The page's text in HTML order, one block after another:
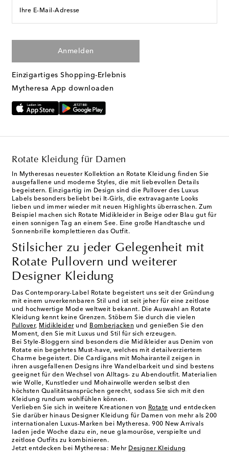
Ihre E-Mail-Adresse
Anmelden
Einzigartiges Shopping-Erlebnis
Mytheresa App downloaden
Rotate Kleidung für Damen
In Mytheresas neuester Kollektion an Rotate Kleidung finden Sie
ausgefallene und moderne Styles, die mit liebevollen Details
begeistern. Einzigartig im Design sind die Pullover des Luxus
Labels besonders beliebt bei It-Girls, die extravagante Looks
lieben und immer wieder mit neuen Highlights überraschen. Zum
Beispiel machen sich Rotate Midikleiderin Beige oder Blau gut für
einen sonnigen Tag an einem See. Eine große Handtasche und
Sonnenbrille komplettieren das Outfit.
Stilsicher zu jeder Gelegenheit mit
Rotate Pullovern und weiterer
Designer Kleidung
Das Contemporary-Label Rotate begeistert uns seit der Gründung
mit einem unverkennbaren Stil und ist seit jeher für eine zeitlose
und hochwertige Mode weltweit bekannt. Die Auswahl an Rotate
Kleidung kennt keine Grenzen. Stöbern Sie durch die vielen
Pullover, Midikleiderund Bomberjacken und genießen Sie den
Moment, den Sie mit Luxus und Stil für sich erzeugen.
Bei Style-Bloggern sind besonders die Midikleider aus Denim von
Rotate ein begehrtes Must-have, welches mit detailverziertem
Charme begeistert. Die Cardigans mit Mohairanteil zeigen in
ihren ausgefallenen Designs ihre Wandelbarkeit und sind bestens
geeignet für den Wechsel von Alltags- zu Abendoutfit. Materialien
wie Wolle, Kunstleder und Mohairwolle werden selbst den
höchsten Qualitätsansprüchen gerecht, sodass Sie sich mit den
Kleidung rundum wohlfühlen können.
Verlieben Sie sich in weitere Kreationen von Rotate und entdecken
Sie darüber hinaus Designer Kleidung für Damen von mehr als 200
internationalen Luxus-Marken bei Mytheresa. 900 New Arrivals
laden jede Woche dazu ein, neue glamouröse, verspielte und
zeitlose Outfits zu kombinieren.
Jetzt entdecken bei Mytheresa: Mehr Designer Kleidung